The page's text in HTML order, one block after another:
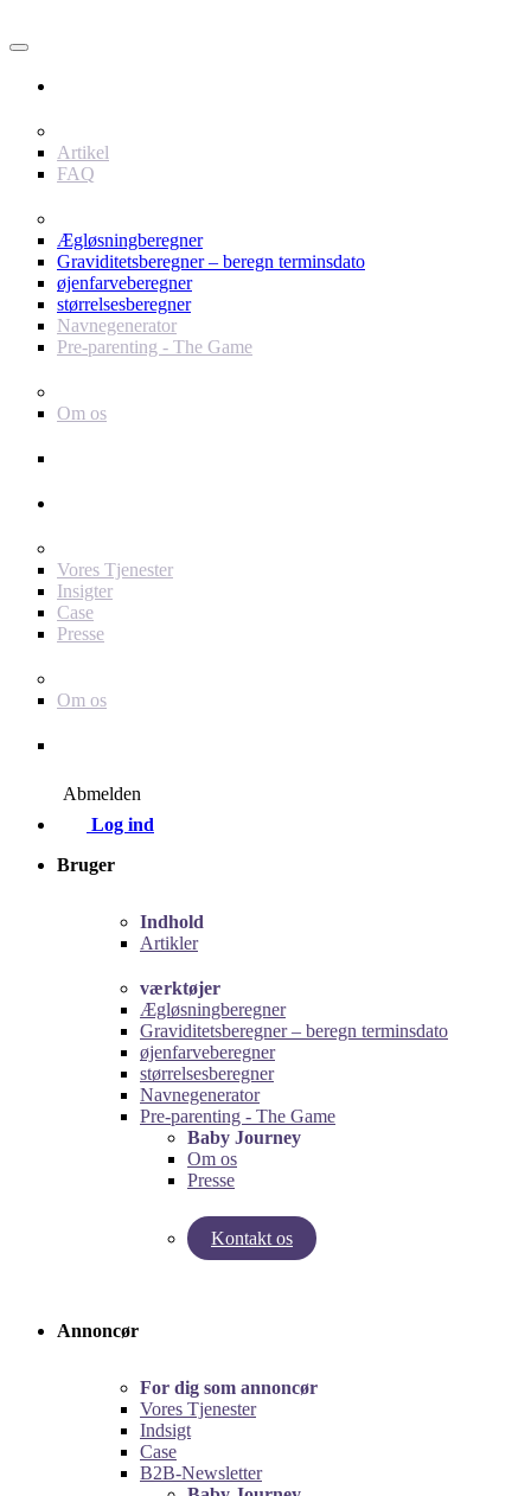
Artikel
FAQ
Ægløsningberegner
Graviditetsberegner – beregn terminsdato
øjenfarveberegner
størrelsesberegner
Navnegenerator
Pre-parenting - The Game
Om os
Vores Tjenester
Insigter
Case
Presse
Om os
Abmelden
Log ind
Bruger
Indhold
Artikler
værktøjer
Ægløsningberegner
Graviditetsberegner – beregn terminsdato
øjenfarveberegner
størrelsesberegner
Navnegenerator
Pre-parenting - The Game
Baby Journey
Om os
Presse
Kontakt os
Test vores graviditetsberegner!
Annoncør
For dig som annoncør
Vores Tjenester
Indsigt
Case
B2B-Newsletter